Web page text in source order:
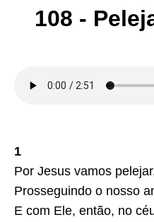
108 -
1
Por Jesus vamos
Prosseguindo o nosso
E com Ele, então, no